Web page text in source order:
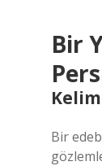
Bir
Bir